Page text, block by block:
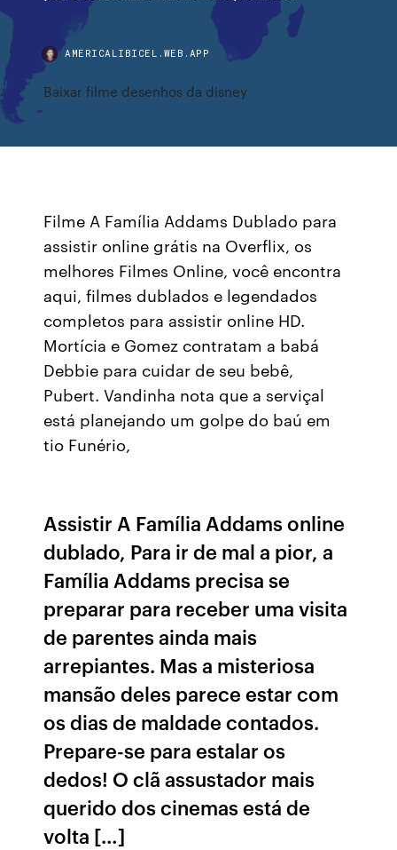
AMERICALIBICEL.WEB.APP
Baixar filme desenhos da disney
Filme A Família Addams Dublado para
assistir online grátis na Overflix, os
melhores Filmes Online, você encontra
aqui, filmes dublados e legendados
completos para assistir online HD.
Mortícia e Gomez contratam a babá
Debbie para cuidar de seu bebê,
Pubert. Vandinha nota que a serviçal
está planejando um golpe do baú em
tio Funério,
Assistir A Família Addams online
dublado, Para ir de mal a pior, a
Família Addams precisa se
preparar para receber uma visita
de parentes ainda mais
arrepiantes. Mas a misteriosa
mansão deles parece estar com
os dias de maldade contados.
Prepare-se para estalar os
dedos! O clã assustador mais
querido dos cinemas está de
volta […]